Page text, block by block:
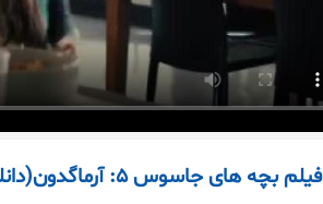
فیلم بچه های جاسوس ۵: آرماگدون(دانلود کامل و مستقیم)